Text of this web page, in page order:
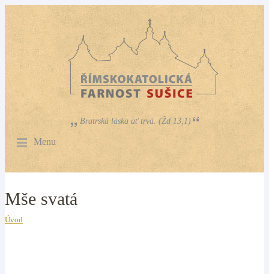
Bratrská láska ať trvá. (Žd 13,1)
Menu
Mše svatá
Úvod